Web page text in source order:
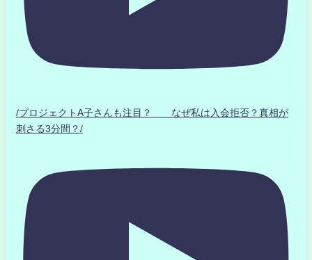
/プロジェクトA子さんも注目？ なぜ私は入会拒否？真相が
刺さる3分間？/